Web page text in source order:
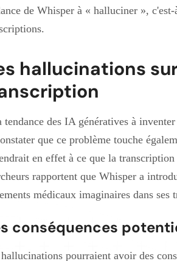
de Whisper à « halluciner »,
hallucinations
tendance des IA génératives à
que ce problème touche
en effet à ce que la
rapportent que Whisper a
médicaux imaginaires dans ses
conséquences
pourraient avoir des